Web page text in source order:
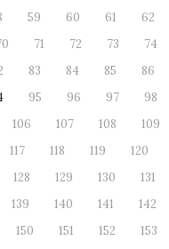
59 60 61 62
71 72 73 74
83 84 85 86
95 96 97 98
106 107 108 109
117 118 119 120
128 129 130 131
139 140 141 142
150 151 152 153